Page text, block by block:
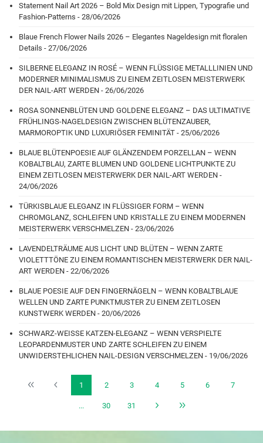
Statement Nail Art 2026 – Bold Mix Design mit Lippen, Typografie und
Fashion-Patterns - 28/06/2026
Blaue French Flower Nails 2026 – Elegantes Nageldesign mit floralen
Details - 27/06/2026
SILBERNE ELEGANZ IN ROSÉ – WENN FLÜSSIGE METALLLINIEN UND
MODERNER MINIMALISMUS ZU EINEM ZEITLOSEN MEISTERWERK
DER NAIL-ART WERDEN - 26/06/2026
ROSA SONNENBLÜTEN UND GOLDENE ELEGANZ – DAS ULTIMATIVE
FRÜHLINGS-NAGELDESIGN ZWISCHEN BLÜTENZAUBER,
MARMOROPTIK UND LUXURIÖSER FEMINITÄT - 25/06/2026
BLAUE BLÜTENPOESIE AUF GLÄNZENDEM PORZELLAN – WENN
KOBALTBLAU, ZARTE BLUMEN UND GOLDENE LICHTPUNKTE ZU
EINEM ZEITLOSEN MEISTERWERK DER NAIL-ART WERDEN -
24/06/2026
TÜRKISBLAUE ELEGANZ IN FLÜSSIGER FORM – WENN
CHROMGLANZ, SCHLEIFEN UND KRISTALLE ZU EINEM MODERNEN
MEISTERWERK VERSCHMELZEN - 23/06/2026
LAVENDELTRÄUME AUS LICHT UND BLÜTEN – WENN ZARTE
VIOLETTTÖNE ZU EINEM ROMANTISCHEN MEISTERWERK DER NAIL-
ART WERDEN - 22/06/2026
BLAUE POESIE AUF DEN FINGERNÄGELN – WENN KOBALTBLAUE
WELLEN UND ZARTE PUNKTMUSTER ZU EINEM ZEITLOSEN
KUNSTWERK WERDEN - 20/06/2026
SCHWARZ-WEISSE KATZEN-ELEGANZ – WENN VERSPIELTE
LEOPARDENMUSTER UND ZARTE SCHLEIFEN ZU EINEM
UNWIDERSTEHLICHEN NAIL-DESIGN VERSCHMELZEN - 19/06/2026
1 2 3 4 5 6 7
... 30 31